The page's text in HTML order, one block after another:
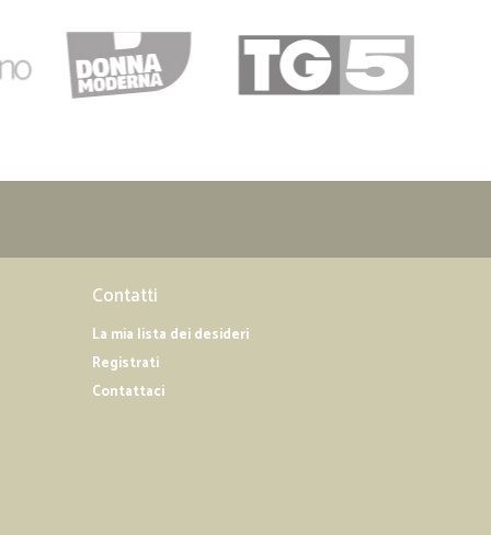
Contatti
La mia lista dei desideri
Registrati
Contattaci